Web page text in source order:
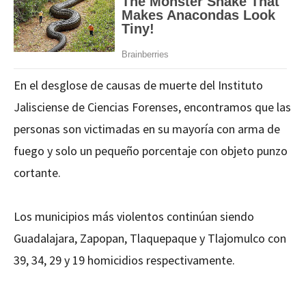
En el desglose de causas de muerte del Instituto
Jalisciense de Ciencias Forenses, encontramos que las
personas son victimadas en su mayoría con arma de
fuego y solo un pequeño porcentaje con objeto punzo
cortante.
Los municipios más violentos continúan siendo
Guadalajara, Zapopan, Tlaquepaque y Tlajomulco con
39, 34, 29 y 19 homicidios respectivamente.